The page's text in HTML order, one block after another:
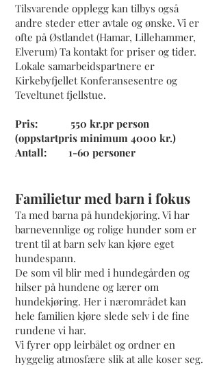
Tilsvarende opplegg kan tilbys også
andre steder etter avtale og ønske. Vi er
ofte på Østlandet (Hamar, Lillehammer,
Elverum) Ta kontakt for priser og tider.
Lokale samarbeidspartnere er
Kirkebyfjellet Konferansesentre og
Teveltunet fjellstue.
Pris: 550 kr.pr person
(oppstartpris minimum 4000 kr.)
Antall: 1-60 personer
Familietur med barn i fokus
Ta med barna på hundekjøring. Vi har
barnevennlige og rolige hunder som er
trent til at barn selv kan kjøre eget
hundespann.
De som vil blir med i hundegården og
hilser på hundene og lærer om
hundekjøring. Her i nærområdet kan
hele familien kjøre slede selv i de fine
rundene vi har.
Vi fyrer opp leirbålet og ordner en
hyggelig atmosfære slik at alle koser seg.